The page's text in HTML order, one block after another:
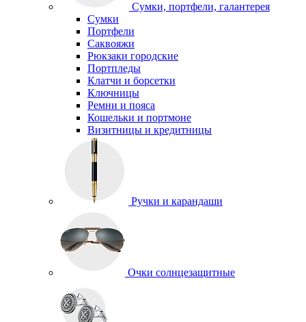
Сумки, портфели, галантерея
Сумки
Портфели
Саквояжи
Рюкзаки городские
Портпледы
Клатчи и борсетки
Ключницы
Ремни и пояса
Кошельки и портмоне
Визитницы и кредитницы
Ручки и карандаши
Очки солнцезащитные